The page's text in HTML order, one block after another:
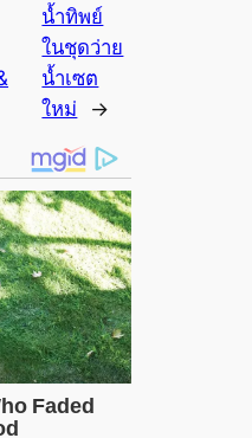
น้ำทิพย์
ในชุดว่าย
น้ำเซต
ใหม่
→